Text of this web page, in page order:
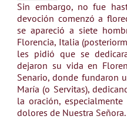
Sin embargo, no fue
devoción comenzó a
se apareció a siete
Florencia, Italia
les pidió que se
dejaron su vida en
Senario, donde fundaron
María (o Servitas),
la oración,
dolores de Nuestra Señora.